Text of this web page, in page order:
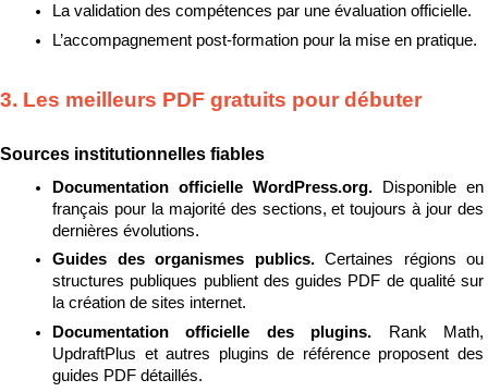
La validation des compétences par une évaluation officielle.
L’accompagnement post-formation pour la mise en pratique.
3. Les meilleurs PDF gratuits pour débuter
Sources institutionnelles fiables
Documentation officielle WordPress.org.
Disponible en
français pour la majorité des sections, et toujours à jour des
dernières évolutions.
Guides des organismes publics. Certaines régions ou
structures publiques publient des guides PDF de qualité sur
la création de sites internet.
Documentation officielle des plugins.
Rank Math,
UpdraftPlus et autres plugins de référence proposent des
guides PDF détaillés.